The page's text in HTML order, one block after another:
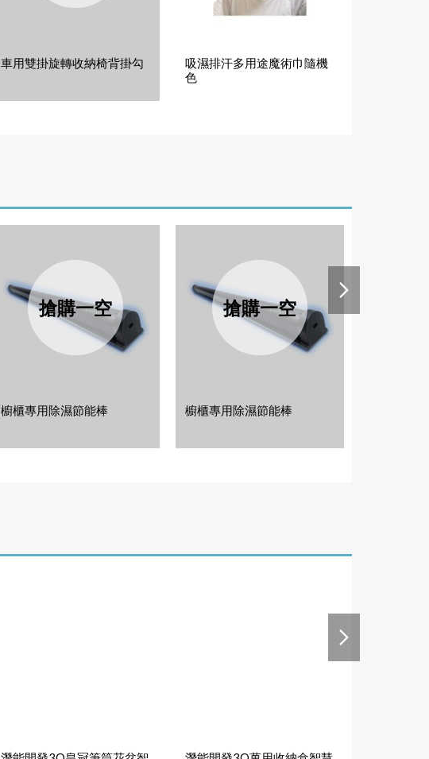
車用雙掛旋轉收納椅背掛勾
吸濕排汗多用途魔術巾隨機
色
搶購一空
櫥櫃專用除濕節能棒
搶購一空
櫥櫃專用除濕節能棒